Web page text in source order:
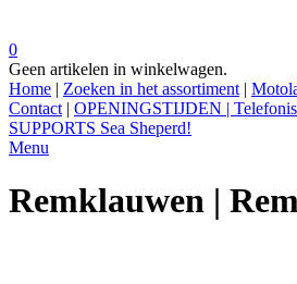
0
Geen artikelen in winkelwagen.
Home | Zoeken in het assortiment |
Contact | OPENINGSTIJDEN |
SUPPORTS Sea Sheperd!
Menu
Remklauwen |